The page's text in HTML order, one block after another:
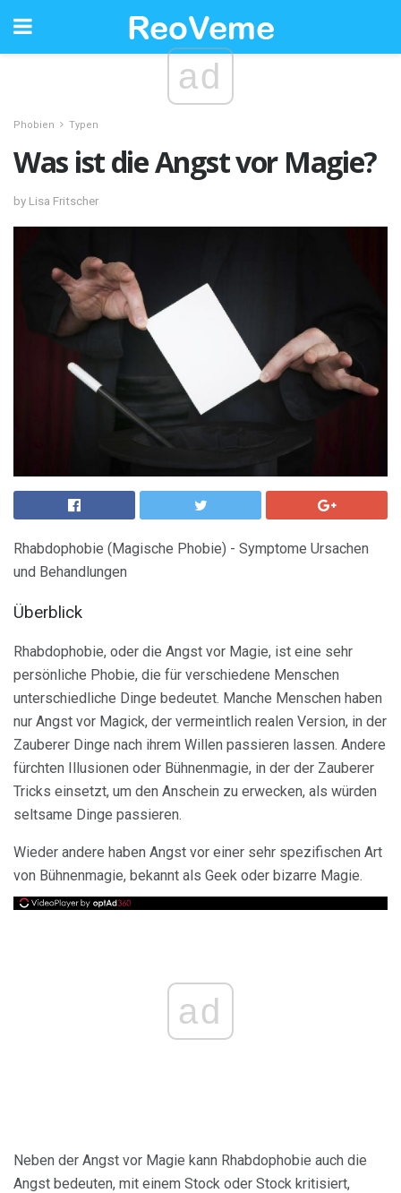
ad
Phobien Typen
Was ist die Angst vor Magie?
by Lisa Fritscher
Rhabdophobie (Magische Phobie) - Symptome Ursachen
und Behandlungen
Überblick
Rhabdophobie, oder die Angst vor Magie, ist eine sehr
persönliche Phobie, die für verschiedene Menschen
unterschiedliche Dinge bedeutet. Manche Menschen haben
nur Angst vor Magick, der vermeintlich realen Version, in der
Zauberer Dinge nach ihrem Willen passieren lassen. Andere
fürchten Illusionen oder Bühnenmagie, in der der Zauberer
Tricks einsetzt, um den Anschein zu erwecken, als würden
seltsame Dinge passieren.
Wieder andere haben Angst vor einer sehr spezifischen Art
von Bühnenmagie, bekannt als Geek oder bizarre Magie.
ad
Neben der Angst vor Magie kann Rhabdophobie auch die
Angst bedeuten, mit einem Stock oder Stock kritisiert,